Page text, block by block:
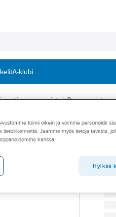
A-klubi
ja rasvanpoisto Rasvanpoisto
toimii oikein ja voimme personoida
tietoliikennettä. Jaamme myös tietoja tavasta,
kanssa.
Hylkää